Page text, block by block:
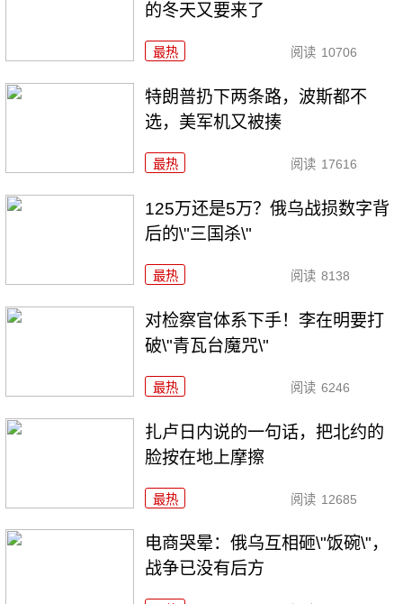
的冬天又要来了
最热 阅读 10706
特朗普扔下两条路，波斯都不
选，美军机又被揍
最热 阅读 17616
125万还是5万？俄乌战损数字背
后的\"三国杀\"
最热 阅读 8138
对检察官体系下手！李在明要打
破\"青瓦台魔咒\"
最热 阅读 6246
扎卢日内说的一句话，把北约的
脸按在地上摩擦
最热 阅读 12685
电商哭晕：俄乌互相砸\"饭碗\"，
战争已没有后方